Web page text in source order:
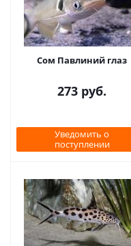
Сом Павлиний глаз
273 руб.
Уведомить о
поступлении